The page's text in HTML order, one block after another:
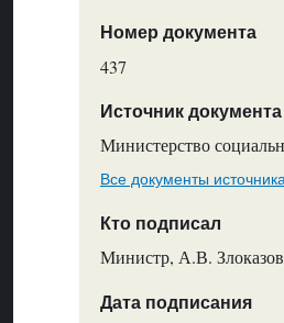
Номер документа
437
Источник документа
Министерство
Все документы источника
Кто подписал
Министр, А.В. Злоказов
Дата подписания